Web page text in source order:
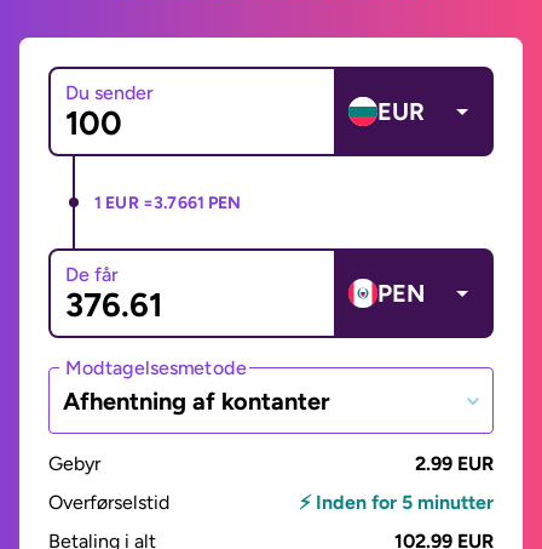
Du sender
EUR
1 EUR =3.7661 PEN
De får
PEN
Modtagelsesmetode
Afhentning af kontanter
Gebyr
2.99 EUR
Overførselstid
⚡ Inden for 5 minutter
Betaling i alt
102.99 EUR